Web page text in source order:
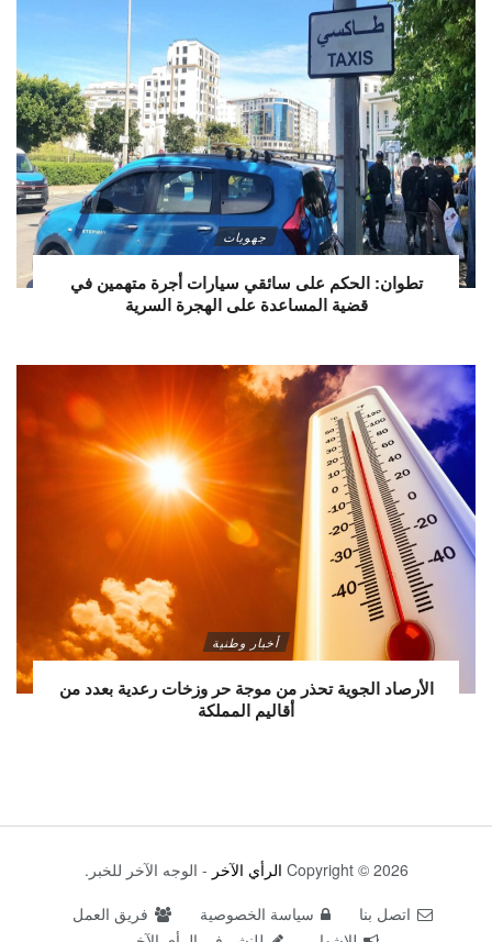
جهويات
تطوان: الحكم على سائقي سيارات أجرة متهمين في
قضية المساعدة على الهجرة السرية
أخبار وطنية
الأرصاد الجوية تحذر من موجة حر وزخات رعدية بعدد من
أقاليم المملكة
Copyright © 2026 الرأي الآخر - الوجه الآخر للخبر.
اتصل بنا
سياسة الخصوصية
فريق العمل